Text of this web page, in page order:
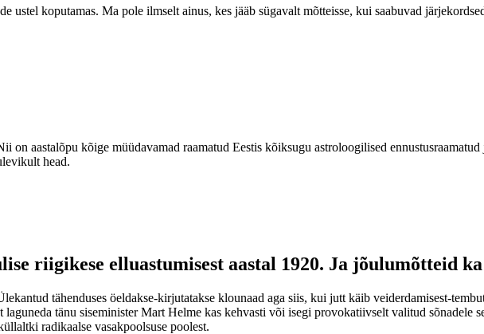
ustel koputamas. Ma pole ilmselt ainus, kes jääb sügavalt mõtteisse, kui saabuvad
on aastalõpu kõige müüdavamad raamatud Eestis kõiksugu astroloogilised
head.
riigikese elluastumisest aastal 1920. Ja jõulumõtteid
tähenduses öeldakse-kirjutatakse klounaad aga siis, kui jutt käib veiderdamisest-
tänu siseminister Mart Helme kas kehvasti või isegi provokatiivselt valitud sõnadele
radikaalse vasakpoolsuse poolest.